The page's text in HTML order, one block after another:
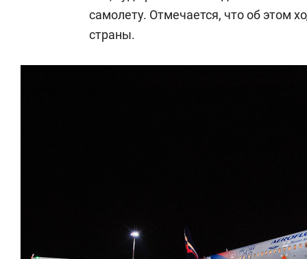
самолету. Отмечается, что об этом
страны.
Оставить шум за волной: как
строят тишину в казанском